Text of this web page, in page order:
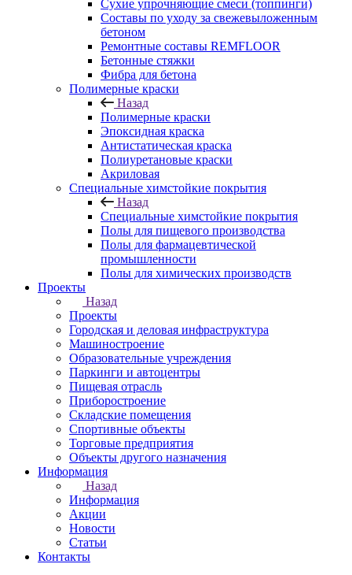
Сухие упрочняющие смеси (топпинги)
Составы по уходу за свежевыложенным
бетоном
Ремонтные составы REMFLOOR
Бетонные стяжки
Фибра для бетона
Полимерные краски
Назад
Полимерные краски
Эпоксидная краска
Антистатическая краска
Полиуретановые краски
Акриловая
Специальные химстойкие покрытия
Назад
Специальные химстойкие покрытия
Полы для пищевого производства
Полы для фармацевтической
промышленности
Полы для химических производств
Проекты
Назад
Проекты
Городская и деловая инфраструктура
Машиностроение
Образовательные учреждения
Паркинги и автоцентры
Пищевая отрасль
Приборостроение
Складские помещения
Спортивные объекты
Торговые предприятия
Объекты другого назначения
Информация
Назад
Информация
Акции
Новости
Статьи
Контакты